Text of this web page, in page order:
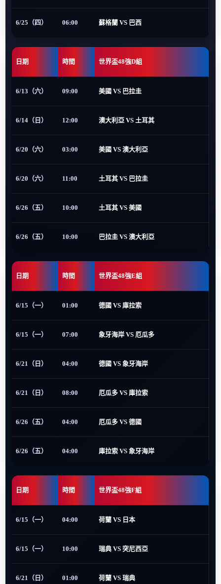
6/25（四） 06:00 蘇格蘭 VS 巴西
日期 時間 世界盃48強D組
6/13（六） 09:00 美國 VS 巴拉圭
6/14（日） 12:00 澳大利亞 VS 土耳其
6/20（六） 03:00 美國 VS 澳大利亞
6/20（六） 11:00 土耳其 VS 巴拉圭
6/26（五） 10:00 土耳其 VS 美國
6/26（五） 10:00 巴拉圭 VS 澳大利亞
日期 時間 世界盃48強E組
6/15（一） 01:00 德國 VS 庫拉索
6/15（一） 07:00 象牙海岸 VS 厄瓜多
6/21（日） 04:00 德國 VS 象牙海岸
6/21（日） 08:00 厄瓜多 VS 庫拉索
6/26（五） 04:00 厄瓜多 VS 德國
6/26（五） 04:00 庫拉索 VS 象牙海岸
日期 時間 世界盃48強F組
6/15（一） 04:00 荷蘭 VS 日本
6/15（一） 10:00 瑞典 VS 突尼西亞
6/21（日） 01:00 荷蘭 VS 瑞典